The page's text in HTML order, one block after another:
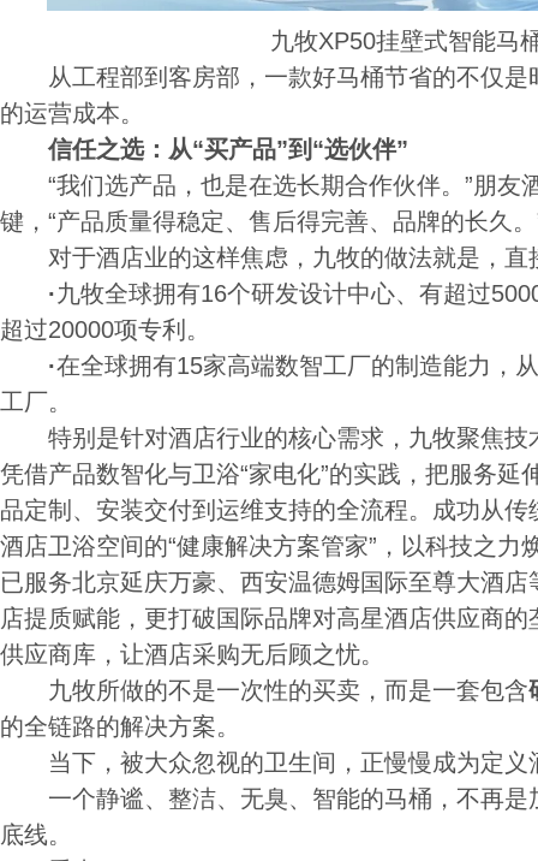
九牧XP50挂壁式智能马
从工程部到客房部，一款好马桶节省的不仅是
的运营成本。
信任之选：从“买产品”到“选伙伴”
“我们选产品，也是在选长期合作伙伴。”朋友
键，“产品质量得稳定、售后得完善、品牌的长久。
对于酒店业的这样焦虑，九牧的做法就是，直
·九牧全球拥有16个研发设计中心、有超过
超过20000项专利。
·在全球拥有15家高端数智工厂的制造能力，
工厂。
特别是针对酒店行业的核心需求，九牧聚焦技
凭借产品数智化与卫浴“家电化”的实践，把服务延
品定制、安装交付到运维支持的全流程。成功从传
酒店卫浴空间的“健康解决方案管家”，以科技之力
已服务北京延庆万豪、西安温德姆国际至尊大酒
店提质赋能，更打破国际品牌对高星酒店供应商
供应商库，让酒店采购无后顾之忧。
九牧所做的不是一次性的买卖，而是一套包含
的全链路的解决方案。
当下，被大众忽视的卫生间，正慢慢成为定义
一个静谧、整洁、无臭、智能的马桶，不再是
底线。